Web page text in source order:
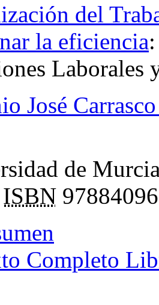
del
la eficiencia
Laborales
José
de
ISBN
Completo